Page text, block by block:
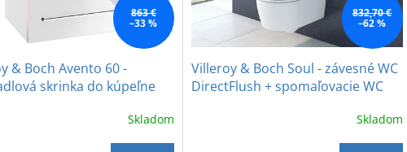
863 €
–33 %
& Boch Avento 60 -
skrinka do kúpeľne
Skladom
832,70 €
–62 %
Villeroy & Boch Soul - závesné WC
DirectFlush + spomaľovacie WC
Skladom